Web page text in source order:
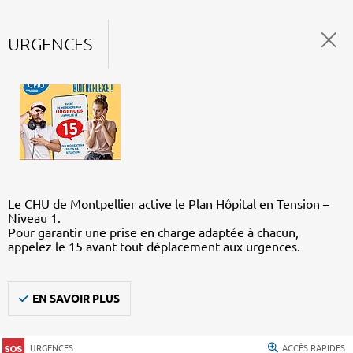
URGENCES
Le CHU de Montpellier active le Plan Hôpital en Tension –
Niveau 1.
Pour garantir une prise en charge adaptée à chacun,
appelez le 15 avant tout déplacement aux urgences.
EN SAVOIR PLUS
URGENCES ACCÈS RAPIDES